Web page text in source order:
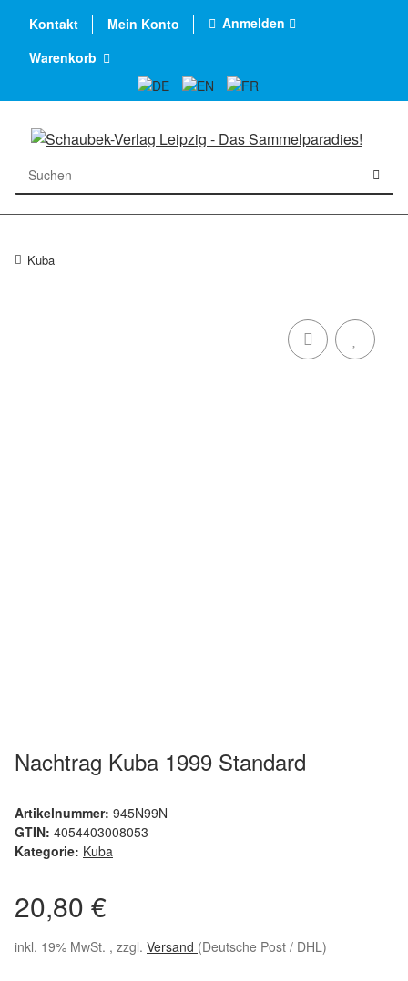
Kontakt Mein Konto
Anmelden
Warenkorb
Kuba
Nachtrag Kuba 1999 Standard
Artikelnummer: 945N99N
GTIN: 4054403008053
Kategorie: Kuba
20,80 €
inkl. 19% MwSt. , zzgl. Versand (Deutsche Post / DHL)